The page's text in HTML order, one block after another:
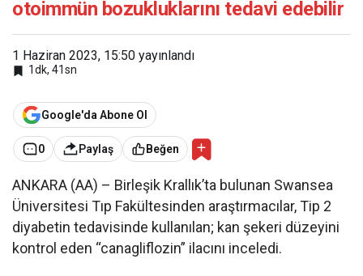
otoimmün bozukluklarını tedavi edebilir
1 Haziran 2023, 15:50 yayınlandı
1dk, 41sn
Google'da Abone Ol
0 Paylaş Beğen
ANKARA (AA) – Birleşik Krallık’ta bulunan Swansea
Üniversitesi Tıp Fakültesinden araştırmacılar, Tip 2
diyabetin tedavisinde kullanılan; kan şekeri düzeyini
kontrol eden “canagliflozin” ilacını inceledi.